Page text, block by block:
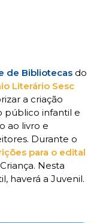
de Bibliotecas do
Literário Sesc
a criação
público infantil e
ao livro e
Durante o
para o edital
Nesta
haverá a Juvenil.